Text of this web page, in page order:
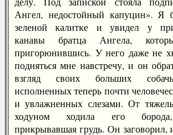
Ангел, недостойный капуцин». Я
зеленой калитке и увидел у
канавы братца Ангела,
пригорюнившись. У него даже не
подняться мне навстречу, и он
взгляд своих больших
исполненных теперь почти
и увлажненных слезами. От
ходуном ходила его
прикрывавшая грудь. Он заговорил,